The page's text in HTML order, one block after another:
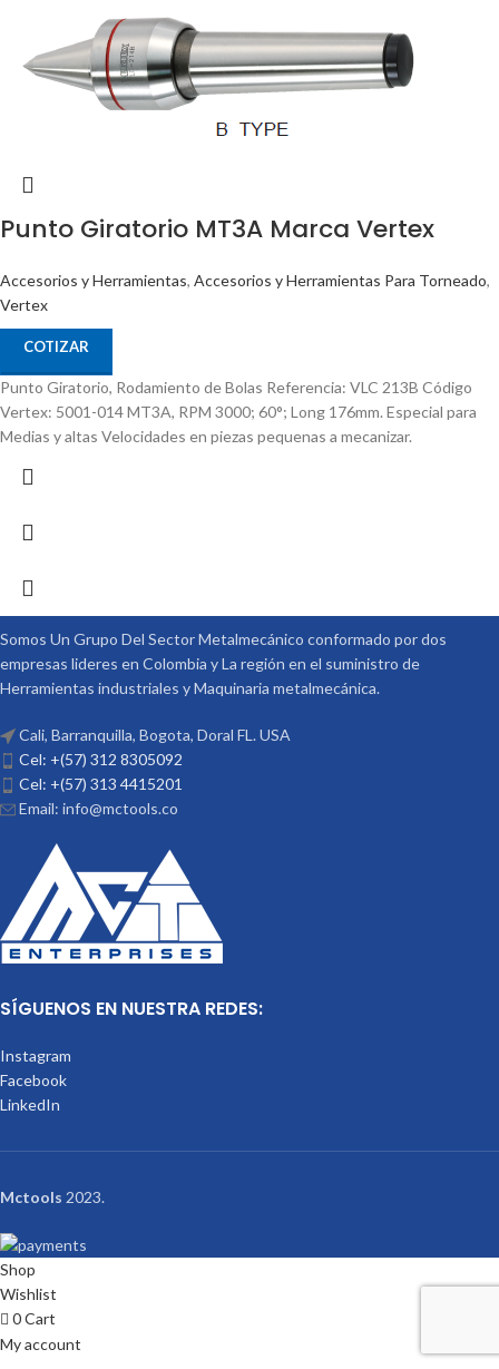
Punto Giratorio MT3A Marca Vertex
Accesorios y Herramientas, Accesorios y Herramientas Para Torneado,
Vertex
COTIZAR
Punto Giratorio, Rodamiento de Bolas Referencia: VLC 213B Código
Vertex: 5001-014 MT3A, RPM 3000; 60°; Long 176mm. Especial para
Medias y altas Velocidades en piezas pequenas a mecanizar.
Somos Un Grupo Del Sector Metalmecánico conformado por dos
empresas lideres en Colombia y La región en el suministro de
Herramientas industriales y Maquinaria metalmecánica.
Cali, Barranquilla, Bogota, Doral FL. USA
Cel: +(57) 312 8305092
Cel: +(57) 313 4415201
Email: info@mctools.co
SÍGUENOS EN NUESTRA REDES:
Instagram
Facebook
LinkedIn
Mctools 2023.
Shop
Wishlist
0Cart
My account